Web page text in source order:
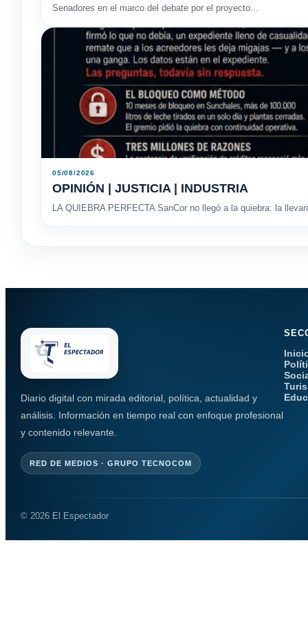
Senadores en el marco del debate por el proyecto...
05/08/2026
OPINIÓN | JUSTICIA | INDUSTRIA
LA QUIEBRA PERFECTA SanCor no llegó a la quiebra: la
Diario digital con mirada editorial, política, actualidad y
análisis. Información en tiempo real con enfoque profesional
y contenido relevante.
RED DE MEDIOS · GRUPO TECNOCOM
© 2026 El Espectador